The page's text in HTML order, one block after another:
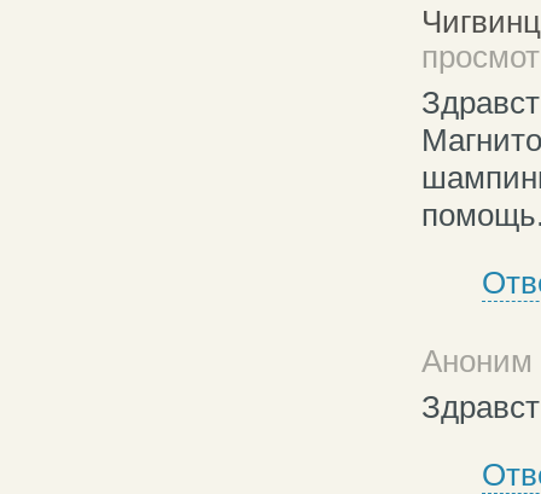
Аноним